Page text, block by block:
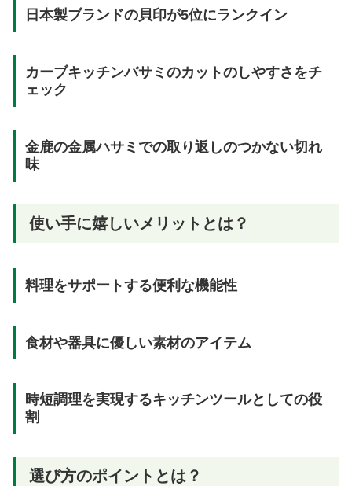
日本製ブランドの貝印が5位にランクイン
カーブキッチンバサミのカットのしやすさをチ
ェック
金鹿の金属ハサミでの取り返しのつかない切れ
味
使い手に嬉しいメリットとは？
料理をサポートする便利な機能性
食材や器具に優しい素材のアイテム
時短調理を実現するキッチンツールとしての役
割
選び方のポイントとは？